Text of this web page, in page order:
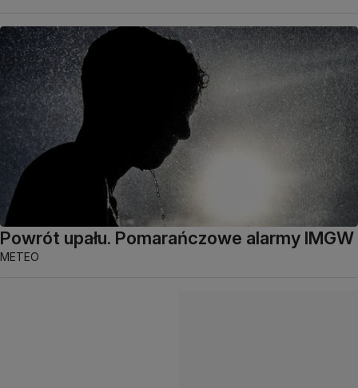
Powrót upału. Pomarańczowe alarmy IMGW
METEO